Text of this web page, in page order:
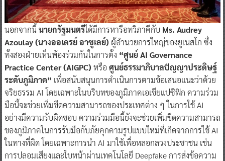
นอกจากนี้นายกรัฐมนตรีได้มีการหารือทวิภาคีกับ Ms. Audrey
Azoulay (นางออเดรย์ อาซูเลย์) ผู้อำนวยการใหญ่ของยูเนสโก ซึ่ง
ทั้งสองฝ่ายเห็นพ้องร่วมกันในการตั้ง “ศูนย์ AI Governance
Practice Center (AIGPC) หรือ ศูนย์ธรรมาภิบาลปัญญาประดิษฐ์
ระดับภูมิภาค” เพื่อสนับสนุนการดำเนินการตามข้อเสนอแนะว่าด้วย
จริยธรรม AI โดยเฉพาะในบริบทของภูมิภาคเอเชียแปซิฟิก ความร่วม
มือนี้จะช่วยเพิ่มขีดความสามารถของประเทศต่าง ๆ ในการใช้ AI
อย่างมีความรับผิดชอบ ความร่วมมือนี้ยังจะช่วยเพิ่มขีดความสามารถ
ของภูมิภาคในการรับมือกับภัยคุกคามรูปแบบใหม่ที่เกิดจากการใช้ AI
ในทางที่ผิด โดยเฉพาะการนำ AI มาใช้เพื่อหลอกลวงประชาชน เช่น
การปลอมเสียงและใบหน้าผ่านเทคโนโลยี Deepfake การส่งข้อความ